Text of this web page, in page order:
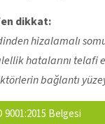
dikkat:
hizalamalı
hatalarını telafi
bağlantı
9001:2015 Belgesi